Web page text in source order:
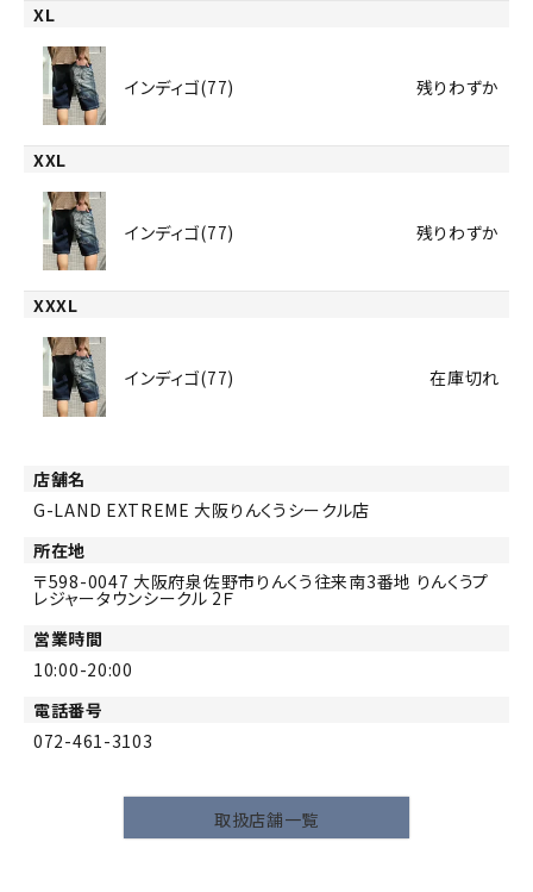
XL
インディゴ(77) 残りわずか
XXL
インディゴ(77) 残りわずか
XXXL
インディゴ(77) 在庫切れ
店舗名
G-LAND EXTREME 大阪りんくうシークル店
所在地
598-0047 大阪府泉佐野市りんくう往来南3番地 りんくうプ
レジャータウンシークル 2Ｆ
営業時間
10:00-20:00
電話番号
072-461-3103
取扱店舗一覧